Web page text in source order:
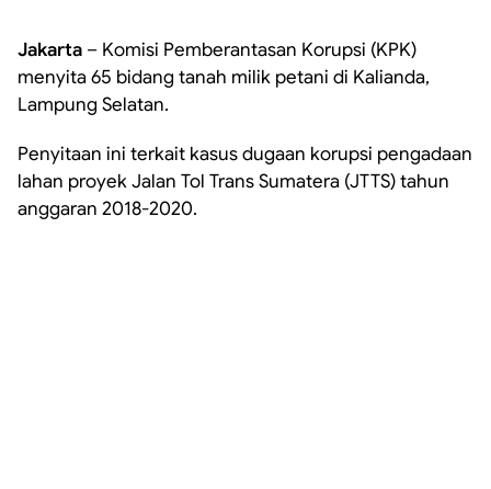
Jakarta – Komisi Pemberantasan Korupsi (KPK)
menyita 65 bidang tanah milik petani di Kalianda,
Lampung Selatan.
Penyitaan ini terkait kasus dugaan korupsi pengadaan
lahan proyek Jalan Tol Trans Sumatera (JTTS) tahun
anggaran 2018-2020.